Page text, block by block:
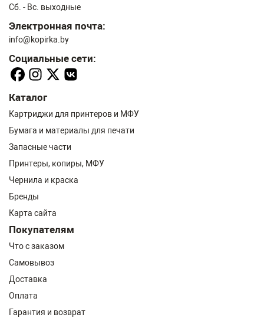
Сб. - Вс. выходные
Электронная почта:
info@kopirka.by
Социальные сети:
Каталог
Картриджи для принтеров и МФУ
Бумага и материалы для печати
Запасные части
Принтеры, копиры, МФУ
Чернила и краска
Бренды
Карта сайта
Покупателям
Что с заказом
Самовывоз
Доставка
Оплата
Гарантия и возврат